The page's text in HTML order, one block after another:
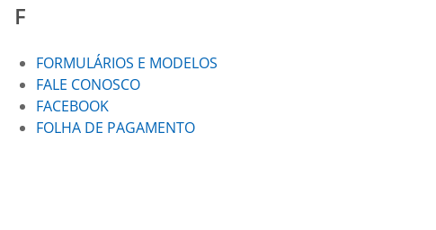
F
FORMULÁRIOS E MODELOS
FALE CONOSCO
FACEBOOK
FOLHA DE PAGAMENTO